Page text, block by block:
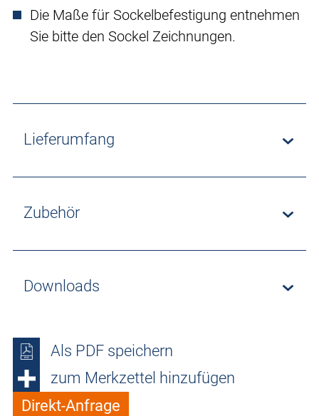
Die Maße für Sockelbefestigung entnehmen
Sie bitte den Sockel Zeichnungen.
Lieferumfang
Zubehör
Downloads
Als PDF speichern
zum Merkzettel hinzufügen
Direkt-Anfrage